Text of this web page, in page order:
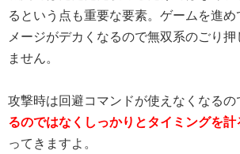
るという点も重要な要素。ゲームを進
メージがデカくなるので無双系のごり押
ません。
攻撃時は回避コマンドが使えなくなるの
るのではなくしっかりとタイミングを
ってきますよ。